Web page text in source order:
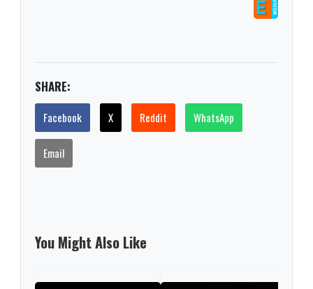
SHARE:
Facebook X Reddit WhatsApp
Email
You Might Also Like